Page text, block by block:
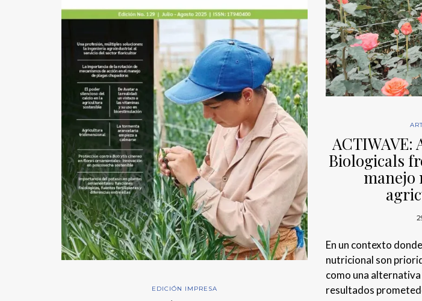
EDICIÓN IMPRESA
Biologicals
manejo
En un contexto
nutricional son
como una
resultados